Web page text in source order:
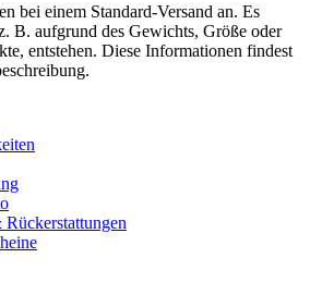
bei einem Standard-Versand an. Es
B. aufgrund des Gewichts, Größe oder
entstehen. Diese Informationen findest